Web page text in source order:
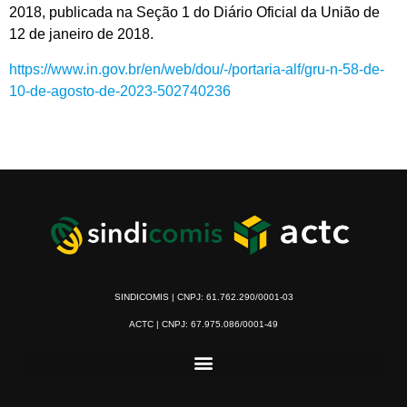
2018, publicada na Seção 1 do Diário Oficial da União de
12 de janeiro de 2018.
https://www.in.gov.br/en/web/dou/-/portaria-alf/gru-n-58-de-
10-de-agosto-de-2023-502740236
SINDICOMIS | CNPJ: 61.762.290/0001-03
ACTC | CNPJ: 67.975.086/0001-49